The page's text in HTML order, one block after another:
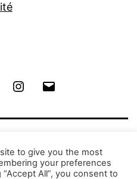
FacebookInstagram
to give you the most
your preferences
All”, you consent to